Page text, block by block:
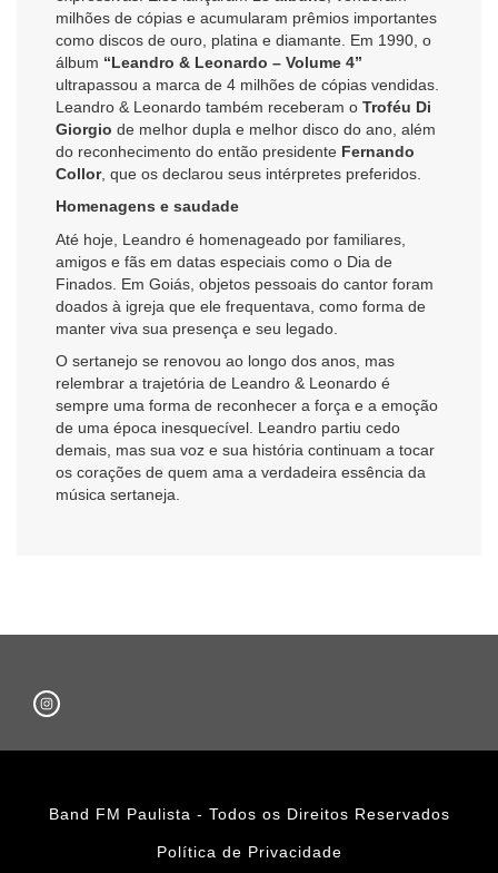
milhões de cópias e acumularam prêmios importantes
como discos de ouro, platina e diamante. Em 1990, o
álbum “Leandro & Leonardo – Volume 4”
ultrapassou a marca de 4 milhões de cópias vendidas.
Leandro & Leonardo também receberam o Troféu Di
Giorgio de melhor dupla e melhor disco do ano, além
do reconhecimento do então presidente Fernando
Collor, que os declarou seus intérpretes preferidos.
Homenagens e saudade
Até hoje, Leandro é homenageado por familiares,
amigos e fãs em datas especiais como o Dia de
Finados. Em Goiás, objetos pessoais do cantor foram
doados à igreja que ele frequentava, como forma de
manter viva sua presença e seu legado.
O sertanejo se renovou ao longo dos anos, mas
relembrar a trajetória de Leandro & Leonardo é
sempre uma forma de reconhecer a força e a emoção
de uma época inesquecível. Leandro partiu cedo
demais, mas sua voz e sua história continuam a tocar
os corações de quem ama a verdadeira essência da
música sertaneja.
Band FM Paulista - Todos os Direitos Reservados
Política de Privacidade